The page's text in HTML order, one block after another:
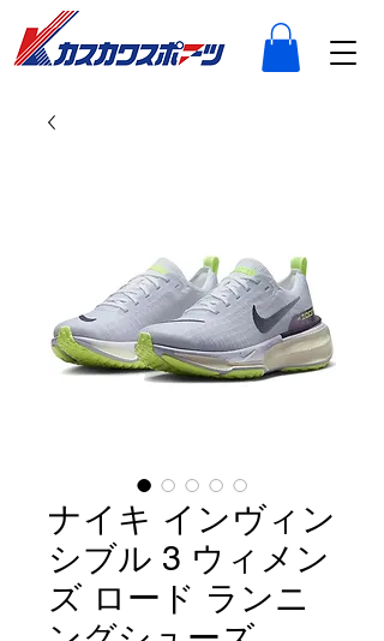
ナイキ インヴィン
シブル 3 ウィメン
ズ ロード ランニ